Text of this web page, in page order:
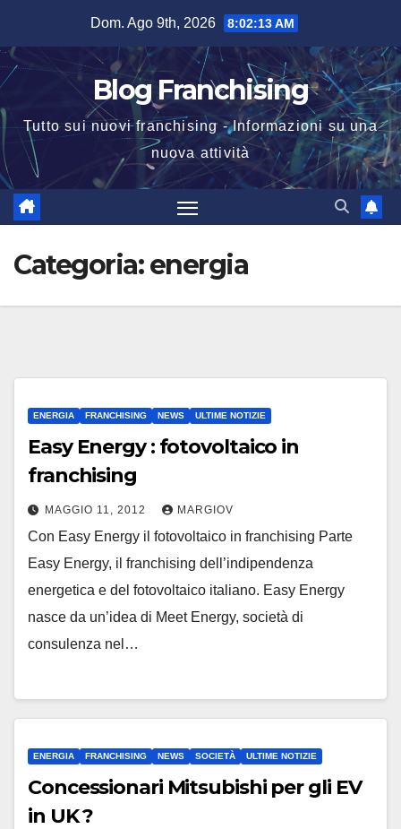
contenuto
Dom. Ago 9th, 2026 8:02:13 AM
Blog Franchising
Tutto sui nuovi franchising - Informazioni su una
nuova attività
Categoria:energia
ENERGIA FRANCHISING NEWS ULTIME NOTIZIE
Easy Energy : fotovoltaico in
franchising
MAGGIO 11, 2012 MARGIOV
Con Easy Energy il fotovoltaico in franchising Parte
Easy Energy, il franchising dell’indipendenza
energetica e del fotovoltaico italiano. Easy Energy
nasce da un’idea di Meet Energy, società di
consulenza nel…
ENERGIA FRANCHISING NEWS SOCIETÀ ULTIME NOTIZIE
Concessionari Mitsubishi per gli EV
in UK ?